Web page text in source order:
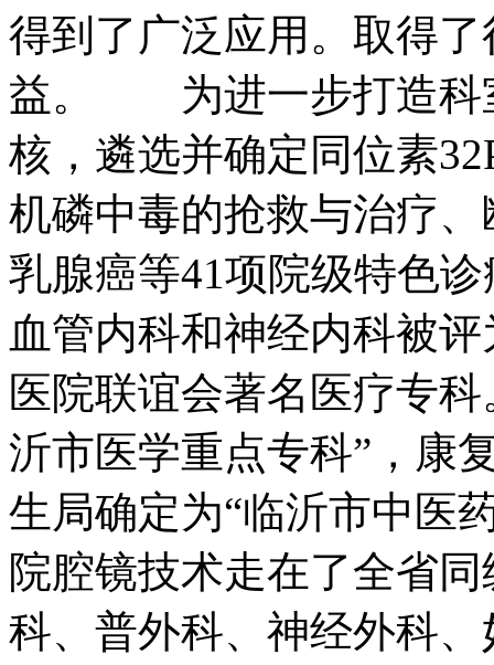
得到了广泛应用。取得
益。 为进一步打造科
核，遴选并确定同位素
机磷中毒的抢救与治疗
乳腺癌等41项院级特色
血管内科和神经内科被
医院联谊会著名医疗专
沂市医学重点专科”，康
生局确定为“临沂市中
院腔镜技术走在了全省
科、普外科、神经外科